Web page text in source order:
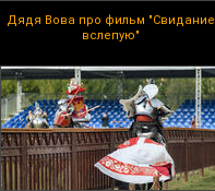
Дядя Вова про фильм "Свидание
вслепую"